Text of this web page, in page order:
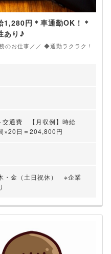
1,280円＊車通勤OK！＊
あり♪
のお仕事／／ ◆通勤ラクラク！
交通費 【月収例】時給
×20日＝204,800円
・金（土日祝休） ※企業